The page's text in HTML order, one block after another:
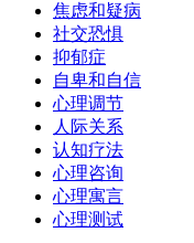
焦虑和疑病
社交恐惧
抑郁症
自卑和自信
心理调节
人际关系
认知疗法
心理咨询
心理寓言
心理测试